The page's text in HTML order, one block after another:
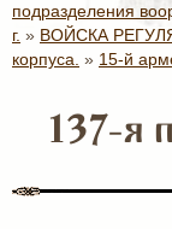
подразделения
г. » ВОЙСКА
корпуса. » 15-й
137-я